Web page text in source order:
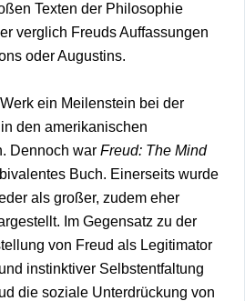
Texten der Philosophie
verglich Freuds Auffassungen
oder Augustins.
ein Meilenstein bei der
den amerikanischen
Dennoch war Freud: The Mind
Buch. Einerseits wurde
als großer, zudem eher
Im Gegensatz zu der
von Freud als Legitimator
instinktiver Selbstentfaltung
die soziale Unterdrückung von